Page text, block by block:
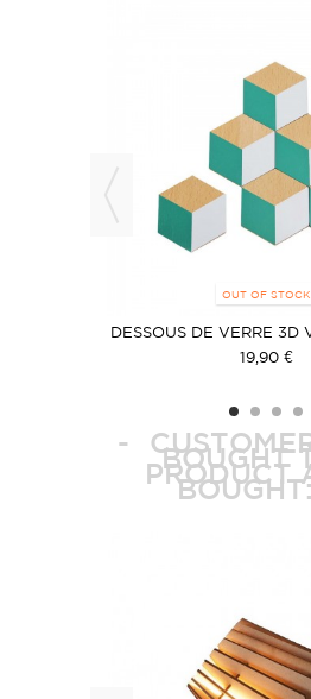
OUT OF STOCK
DESSOUS DE VERRE 3D
19,90 €
BOUGHT
PRODUCT